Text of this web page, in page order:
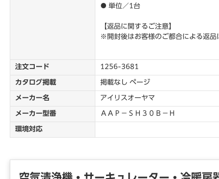
● 単位／1台
【返品に関するご注意】
※開封後はお客様のご都合による返品
注文コード 1256-3681
カタログ掲載 掲載なし ページ
メーカー名 アイリスオーヤマ
メーカー型番 ＡＡＰ－ＳＨ３０Ｂ－Ｈ
環境対応